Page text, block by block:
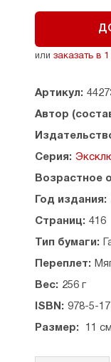
или заказать в 1
Артикул:
Автор
Серия:
Возрастное
Год издания:
Страниц: 416
Тип бумаги:
Переплет:
Вес: 256 г
ISBN: 978-5-
Размер: 11